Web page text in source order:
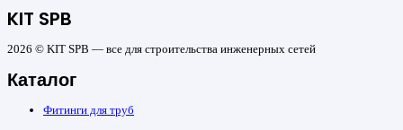
KIT SPB
2026 © KIT SPB — все для строительства инженерных сетей
Каталог
Фитинги для труб